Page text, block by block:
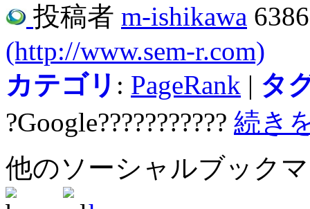
投稿者 m-ishikawa
(http://www.sem-r.com)
カテゴリ : PageRank | タ
?Google??????????? 続き
他のソーシャルブック